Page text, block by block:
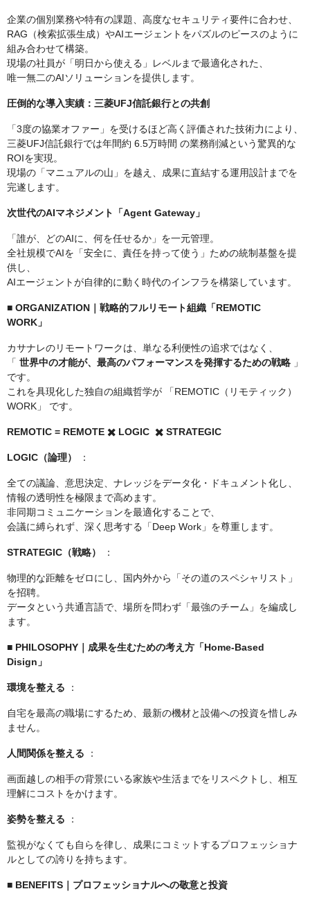
企業の個別業務や特有の課題、高度なセキュリティ要件に合わせ、
RAG（検索拡張生成）やAIエージェントをパズルのピースのように
組み合わせて構築。
現場の社員が「明日から使える」レベルまで最適化された、
唯一無二のAIソリューションを提供します。
圧倒的な導入実績：三菱UFJ信託銀行との共創
「3度の協業オファー」を受けるほど高く評価された技術力により、
三菱UFJ信託銀行では年間約 6.5万時間 の業務削減という驚異的な
ROIを実現。
現場の「マニュアルの山」を越え、成果に直結する運用設計までを
完遂します。
次世代のAIマネジメント「Agent Gateway」
「誰が、どのAIに、何を任せるか」を一元管理。
全社規模でAIを「安全に、責任を持って使う」ための統制基盤を提
供し、
AIエージェントが自律的に動く時代のインフラを構築しています。
■ ORGANIZATION｜戦略的フルリモート組織「REMOTIC
WORK」
カサナレのリモートワークは、単なる利便性の追求ではなく、
「 世界中の才能が、最高のパフォーマンスを発揮するための戦略 」
です。
これを具現化した独自の組織哲学が 「REMOTIC（リモティック）
WORK」 です。
REMOTIC = REMOTE ✖️ LOGIC ✖️ STRATEGIC
LOGIC（論理） ：
全ての議論、意思決定、ナレッジをデータ化・ドキュメント化し、
情報の透明性を極限まで高めます。
非同期コミュニケーションを最適化することで、
会議に縛られず、深く思考する「Deep Work」を尊重します。
STRATEGIC（戦略） ：
物理的な距離をゼロにし、国内外から「その道のスペシャリスト」
を招聘。
データという共通言語で、場所を問わず「最強のチーム」を編成し
ます。
■ PHILOSOPHY｜成果を生むための考え方「Home-Based
Disign」
環境を整える ：
自宅を最高の職場にするため、最新の機材と設備への投資を惜しみ
ません。
人間関係を整える ：
画面越しの相手の背景にいる家族や生活までをリスペクトし、相互
理解にコストをかけます。
姿勢を整える ：
監視がなくても自らを律し、成果にコミットするプロフェッショナ
ルとしての誇りを持ちます。
■ BENEFITS｜プロフェッショナルへの敬意と投資